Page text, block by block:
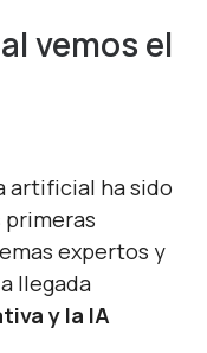
vemos el
artificial ha sido
primeras
expertos y
llegada
y la IA